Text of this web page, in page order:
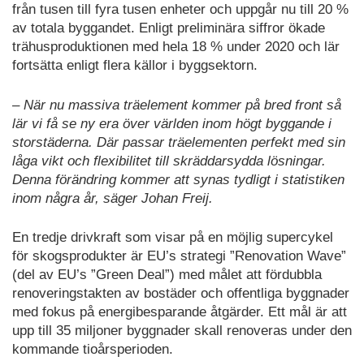
från tusen till fyra tusen enheter och uppgår nu till 20 %
av totala byggandet. Enligt preliminära siffror ökade
trähusproduktionen med hela 18 % under 2020 och lär
fortsätta enligt flera källor i byggsektorn.
– När nu massiva träelement kommer på bred front så
lär vi få se ny era över världen inom högt byggande i
storstäderna. Där passar träelementen perfekt med sin
låga vikt och flexibilitet till skräddarsydda lösningar.
Denna förändring kommer att synas tydligt i statistiken
inom några år, säger Johan Freij.
En tredje drivkraft som visar på en möjlig supercykel
för skogsprodukter är EU’s strategi ”Renovation Wave”
(del av EU’s ”Green Deal”) med målet att fördubbla
renoveringstakten av bostäder och offentliga byggnader
med fokus på energibesparande åtgärder. Ett mål är att
upp till 35 miljoner byggnader skall renoveras under den
kommande tioårsperioden.